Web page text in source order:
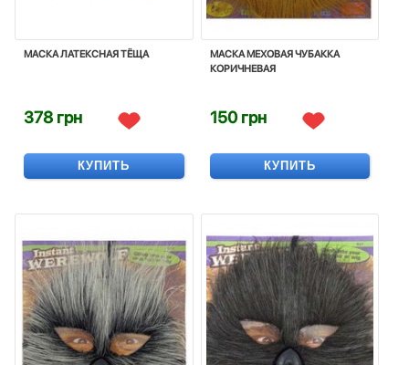
МАСКА ЛАТЕКСНАЯ ТЁЩА
378 грн
КУПИТЬ
МАСКА МЕХОВАЯ ЧУБАККА
КОРИЧНЕВАЯ
150 грн
КУПИТЬ